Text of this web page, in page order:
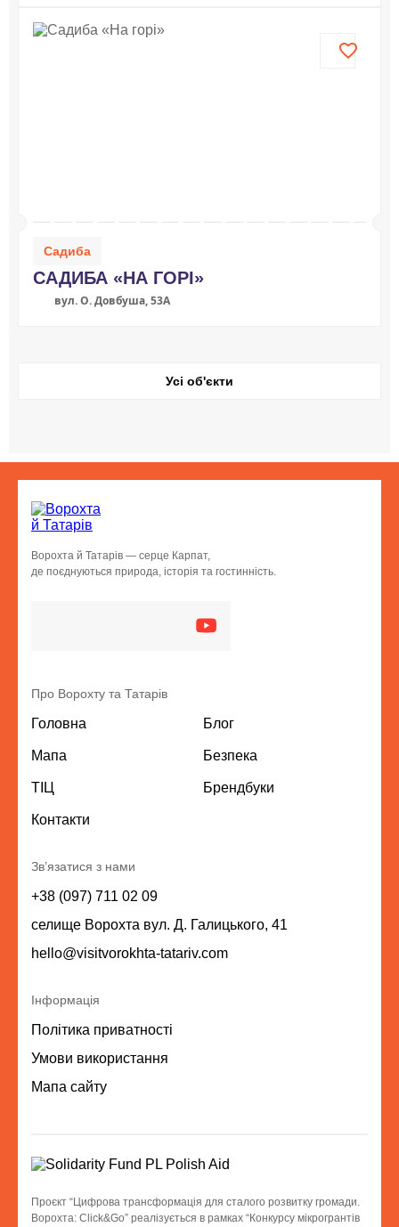
Садиба
САДИБА «НА ГОРІ»
вул. О. Довбуша, 53А
Усі об'єкти
Ворохта й Татарів — серце Карпат,
де поєднуються природа, історія та гостинність.
Про Ворохту та Татарів
Головна
Мапа
ТІЦ
Контакти
Блог
Безпека
Брендбуки
Зв’язатися з нами
+38 (097) 711 02 09
селище Ворохта вул. Д. Галицького, 41
hello@visitvorokhta-tatariv.com
Інформація
Політика приватності
Умови використання
Мапа сайту
Проєкт “Цифрова трансформація для сталого розвитку громади.
Ворохта: Click&Go” реалізується в рамках “Конкурсу мікрогрантів